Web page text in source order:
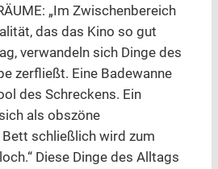
„Im Zwischenbereich
das das Kino so gut
verwandeln sich Dinge des
zerfließt. Eine Badewanne
des Schreckens. Ein
als obszöne
Bett schließlich wird zum
Diese Dinge des Alltags